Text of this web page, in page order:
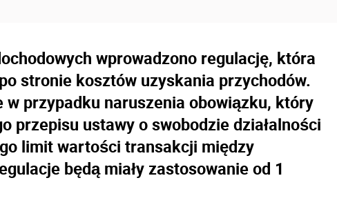
wprowadzono regulację, która
stronie kosztów uzyskania przychodów.
w przypadku naruszenia obowiązku, który
przepisu ustawy o swobodzie działalności
limit wartości transakcji między
będą miały zastosowanie od 1